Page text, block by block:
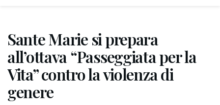
Sante Marie si prepara
all’ottava “Passeggiata per la
Vita” contro la violenza di
genere